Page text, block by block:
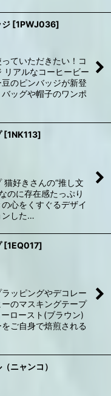
ジ [1PWJ036]
ていただきたい！コ
リアルなコーヒービー
のピンバッジが新登
ッグや帽子のワンポ
[1NK113]
好きさんの“推し文
のに存在感たっぷり
心をくすぐるデザイ
ンした…
[1EQ017]
ッピングやデコレー
のマスキングテープ
ロースト(ブラウン)
ご自身で焙煎される
ニャンコ）